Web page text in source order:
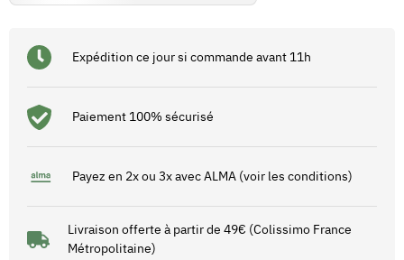
Expédition ce jour si commande avant 11h
Paiement 100% sécurisé
Payez en 2x ou 3x avec ALMA (voir les conditions)
Livraison offerte à partir de 49€ (Colissimo France
Métropolitaine)